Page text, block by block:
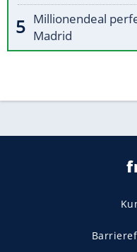
Millionendeal
Madrid